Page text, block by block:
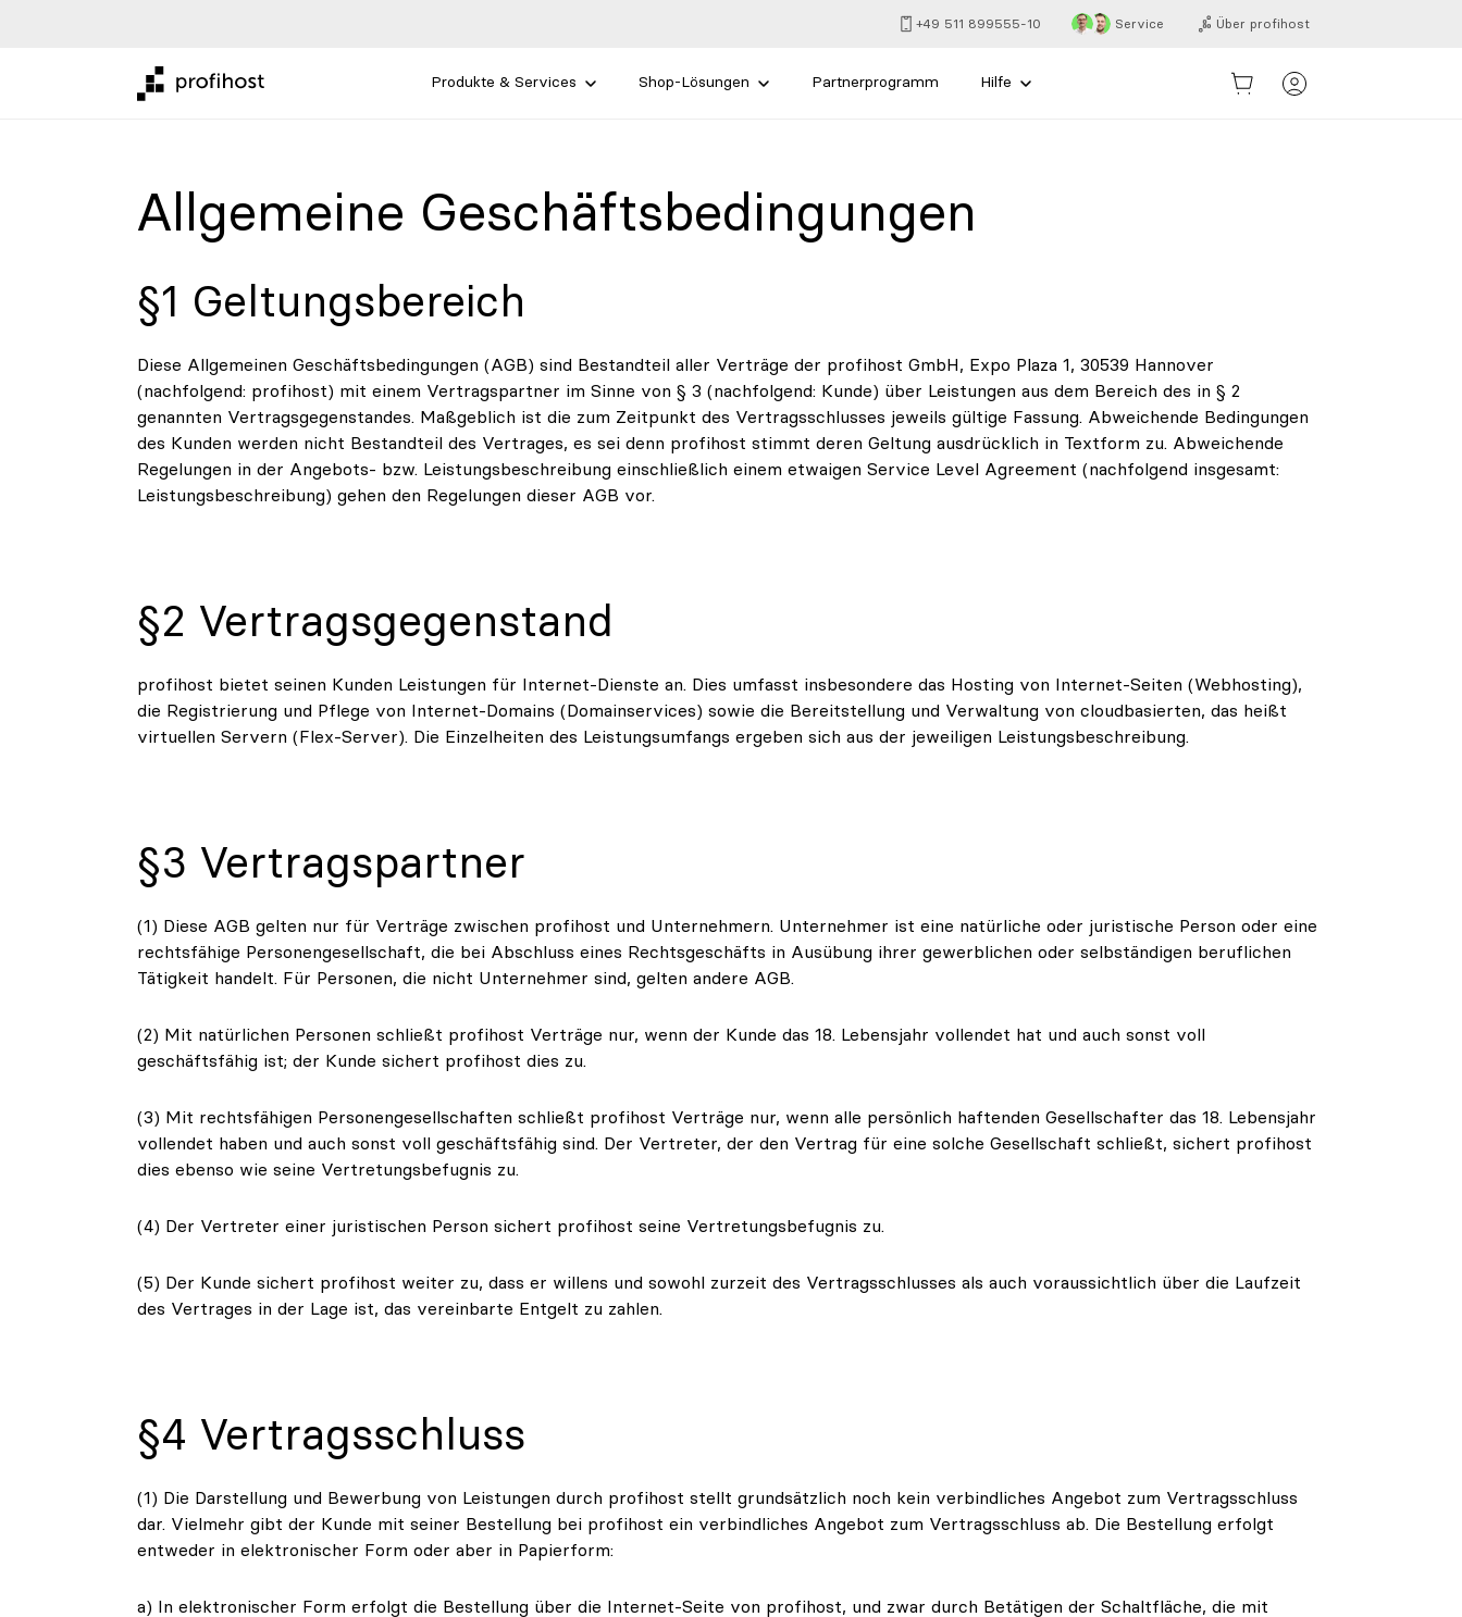
+49 511 899555-10 Service Über profihost
Produkte & Services Shop-Lösungen Partnerprogramm Hilfe
Allgemeine Geschäftsbedingungen
§1 Geltungsbereich
Diese Allgemeinen Geschäftsbedingungen (AGB) sind Bestandteil aller Verträge der profihost GmbH, Expo Plaza 1, 30539 Hannover
(nachfolgend: profihost) mit einem Vertragspartner im Sinne von § 3 (nachfolgend: Kunde) über Leistungen aus dem Bereich des in § 2
genannten Vertragsgegenstandes. Maßgeblich ist die zum Zeitpunkt des Vertragsschlusses jeweils gültige Fassung. Abweichende Bedingungen
des Kunden werden nicht Bestandteil des Vertrages, es sei denn profihost stimmt deren Geltung ausdrücklich in Textform zu. Abweichende
Regelungen in der Angebots- bzw. Leistungsbeschreibung einschließlich einem etwaigen Service Level Agreement (nachfolgend insgesamt:
Leistungsbeschreibung) gehen den Regelungen dieser AGB vor.
§2 Vertragsgegenstand
profihost bietet seinen Kunden Leistungen für Internet-Dienste an. Dies umfasst insbesondere das Hosting von Internet-Seiten (Webhosting),
die Registrierung und Pflege von Internet-Domains (Domainservices) sowie die Bereitstellung und Verwaltung von cloudbasierten, das heißt
virtuellen Servern (Flex-Server). Die Einzelheiten des Leistungsumfangs ergeben sich aus der jeweiligen Leistungsbeschreibung.
§3 Vertragspartner
(1) Diese AGB gelten nur für Verträge zwischen profihost und Unternehmern. Unternehmer ist eine natürliche oder juristische Person oder eine
rechtsfähige Personengesellschaft, die bei Abschluss eines Rechtsgeschäfts in Ausübung ihrer gewerblichen oder selbständigen beruflichen
Tätigkeit handelt. Für Personen, die nicht Unternehmer sind, gelten andere AGB.
(2) Mit natürlichen Personen schließt profihost Verträge nur, wenn der Kunde das 18. Lebensjahr vollendet hat und auch sonst voll
geschäftsfähig ist; der Kunde sichert profihost dies zu.
(3) Mit rechtsfähigen Personengesellschaften schließt profihost Verträge nur, wenn alle persönlich haftenden Gesellschafter das 18. Lebensjahr
vollendet haben und auch sonst voll geschäftsfähig sind. Der Vertreter, der den Vertrag für eine solche Gesellschaft schließt, sichert profihost
dies ebenso wie seine Vertretungsbefugnis zu.
(4) Der Vertreter einer juristischen Person sichert profihost seine Vertretungsbefugnis zu.
(5) Der Kunde sichert profihost weiter zu, dass er willens und sowohl zurzeit des Vertragsschlusses als auch voraussichtlich über die Laufzeit
des Vertrages in der Lage ist, das vereinbarte Entgelt zu zahlen.
§4 Vertragsschluss
(1) Die Darstellung und Bewerbung von Leistungen durch profihost stellt grundsätzlich noch kein verbindliches Angebot zum Vertragsschluss
dar. Vielmehr gibt der Kunde mit seiner Bestellung bei profihost ein verbindliches Angebot zum Vertragsschluss ab. Die Bestellung erfolgt
entweder in elektronischer Form oder aber in Papierform:
a) In elektronischer Form erfolgt die Bestellung über die Internet-Seite von profihost, und zwar durch Betätigen der Schaltfläche, die mit